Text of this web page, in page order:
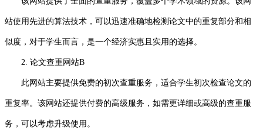
站使用先进的算法技术，可以迅速准确地检测论文中的重复部分和相
似度，对于学生而言，是一个经济实惠且实用的选择。
2. 论文查重网站B
此网站主要提供免费的初次查重服务，适合学生初次检查论文的
重复率。该网站还提供付费的高级服务，如需更详细或高级的查重服
务，可以考虑升级使用。